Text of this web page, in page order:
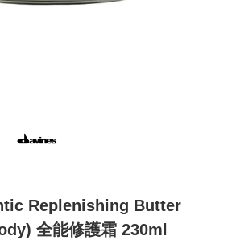
Replenishing Butter
全能修護霜 230ml